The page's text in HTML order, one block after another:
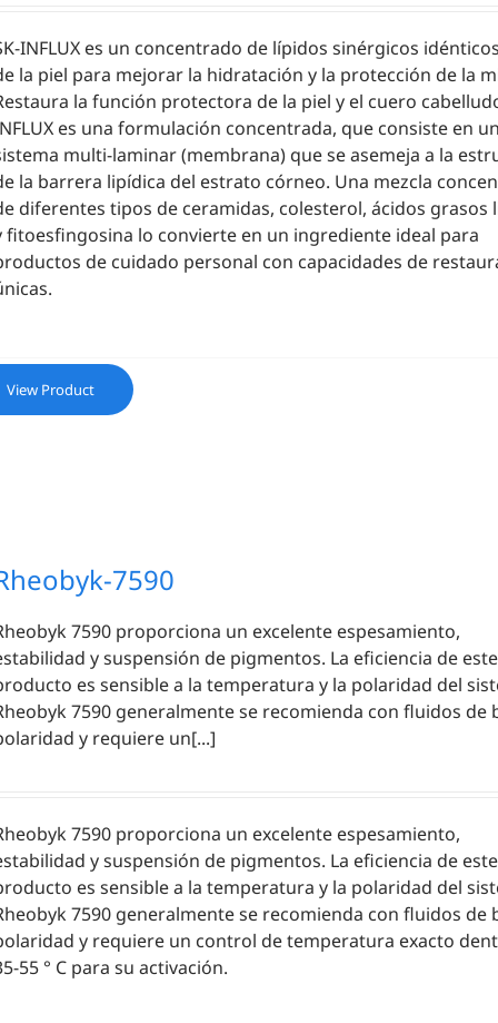
INFLUX es un concentrado de lípidos sinérgicos
la piel para mejorar la hidratación y la protección de la
la función protectora de la piel y el cuero
es una formulación concentrada, que consiste en un
multi-laminar (membrana) que se asemeja a la
la barrera lipídica del estrato córneo. Una mezcla
diferentes tipos de ceramidas, colesterol, ácidos grasos
fitoesfingosina lo convierte en un ingrediente ideal para
de cuidado personal con capacidades de
View Product
7590
7590 proporciona un excelente espesamiento,
y suspensión de pigmentos. La eficiencia de este
es sensible a la temperatura y la polaridad del
7590 generalmente se recomienda con fluidos de
y requiere un[...]
7590 proporciona un excelente espesamiento,
y suspensión de pigmentos. La eficiencia de este
es sensible a la temperatura y la polaridad del
7590 generalmente se recomienda con fluidos de
y requiere un control de temperatura exacto
55 ° C para su activación.